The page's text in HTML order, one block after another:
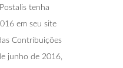
tenha
em seu site
Contribuições
junho de 2016,